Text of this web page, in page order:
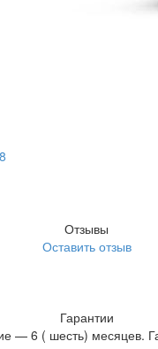
Отзывы
Оставить отзыв
Гарантии
— 6 ( шесть) месяцев.